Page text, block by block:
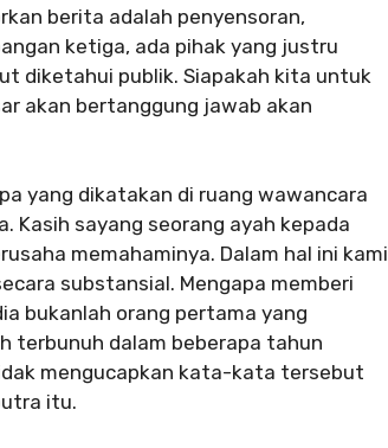
berita adalah penyensoran,
ketiga, ada pihak yang justru
diketahui publik. Siapakah kita untuk
akan bertanggung jawab akan
yang dikatakan di ruang wawancara
Kasih sayang seorang ayah kepada
memahaminya. Dalam hal ini kami
substansial. Mengapa memberi
bukanlah orang pertama yang
terbunuh dalam beberapa tahun
mengucapkan kata-kata tersebut
itu.